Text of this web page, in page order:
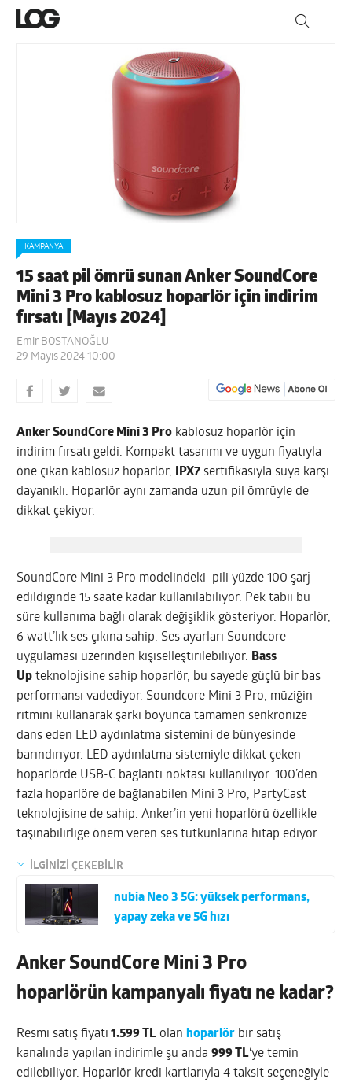
KAMPANYA
15 saat pil ömrü sunan Anker SoundCore
Mini 3 Pro kablosuz hoparlör için indirim
fırsatı [Mayıs 2024]
Emir BOSTANOĞLU
29 Mayıs 2024 10:00
Anker SoundCore Mini 3 Pro kablosuz hoparlör için
indirim fırsatı geldi. Kompakt tasarımı ve uygun fiyatıyla
öne çıkan kablosuz hoparlör,
IPX7 sertifikasıyla suya karşı
dayanıklı. Hoparlör aynı zamanda uzun pil ömrüyle de
dikkat çekiyor.
SoundCore Mini 3 Pro modelindeki pili yüzde 100 şarj
edildiğinde 15 saate kadar kullanılabiliyor. Pek tabii bu
süre kullanıma bağlı olarak değişiklik gösteriyor. Hoparlör,
6 watt’lık ses çıkına sahip. Ses ayarları Soundcore
uygulaması üzerinden kişiselleştirilebiliyor. Bass
Up teknolojisine sahip hoparlör, bu sayede güçlü bir bas
performansı vadediyor. Soundcore Mini 3 Pro, müziğin
ritmini kullanarak şarkı boyunca tamamen senkronize
dans eden LED aydınlatma sistemini de bünyesinde
barındırıyor. LED aydınlatma sistemiyle dikkat çeken
hoparlörde USB-C bağlantı noktası kullanılıyor. 100’den
fazla hoparlöre de bağlanabilen Mini 3 Pro, PartyCast
teknolojisine de sahip. Anker’in yeni hoparlörü özellikle
taşınabilirliğe önem veren ses tutkunlarına hitap ediyor.
İLGİNİZİ ÇEKEBİLİR
nubia Neo 3 5G: yüksek performans,
yapay zeka ve 5G hızı
Anker SoundCore Mini 3 Pro
hoparlörün kampanyalı fiyatı ne kadar?
Resmi satış fiyatı 1.599 TL olan hoparlör bir satış
kanalında yapılan indirimle şu anda999 TL‘ye temin
edilebiliyor. Hoparlör kredi kartlarıyla 4 taksit seçeneğiyle